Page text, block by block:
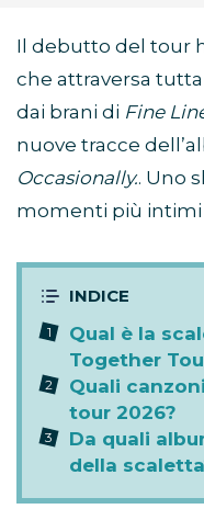
Il debutto del tour
che attraversa tutta
dai brani di Fine
nuove tracce
Occasionally.. Uno
momenti più intimi
Qual è la
Together
Quali
tour 2026?
Da quali
della